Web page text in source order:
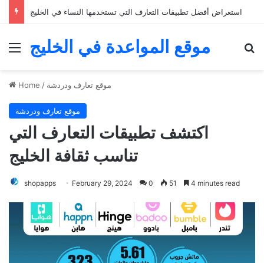
استعراض أفضل تطبيقات التعارف التي تستخدمها النساء في الخليج
Menu
موقع المواعدة في الخليج
Home / موقع تعارف ودردشة
موقع تعارف ودردشة
اكتشف تطبيقات التعارف التي
تناسب ثقافة الخليج
shopapps February 29, 2024 0 51 4 minutes read